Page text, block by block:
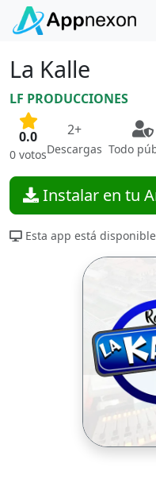
La Kalle
LF PRODUCCIONES
0.0
0 votos
2+
Descargas Todo
Instalar en tu
Esta app está